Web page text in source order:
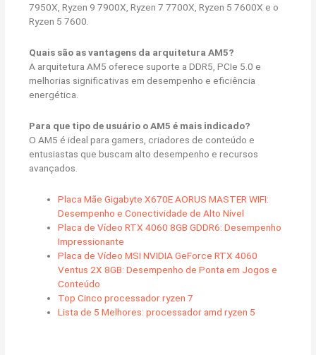
7950X, Ryzen 9 7900X, Ryzen 7 7700X, Ryzen 5 7600X e o
Ryzen 5 7600.
Quais são as vantagens da arquitetura AM5?
A arquitetura AM5 oferece suporte a DDR5, PCIe 5.0 e
melhorias significativas em desempenho e eficiência
energética.
Para que tipo de usuário o AM5 é mais indicado?
O AM5 é ideal para gamers, criadores de conteúdo e
entusiastas que buscam alto desempenho e recursos
avançados.
Placa Mãe Gigabyte X670E AORUS MASTER WIFI:
Desempenho e Conectividade de Alto Nível
Placa de Vídeo RTX 4060 8GB GDDR6: Desempenho
Impressionante
Placa de Vídeo MSI NVIDIA GeForce RTX 4060
Ventus 2X 8GB: Desempenho de Ponta em Jogos e
Conteúdo
Top Cinco processador ryzen 7
Lista de 5 Melhores: processador amd ryzen 5